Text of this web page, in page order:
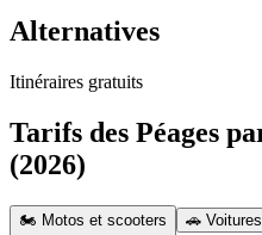
Alternatives
Itinéraires gratuits
Tarifs des Péages
(2026)
🏍️ Motos et scooters
🚗